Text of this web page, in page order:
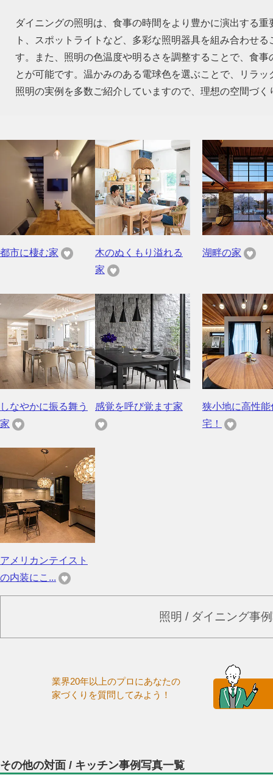
ダイニングの照明は、食事の時間をより豊かに演出する
ト、スポットライトなど、多彩な照明器具を組み合わせ
す。また、照明の色温度や明るさを調整することで、食
とが可能です。温かみのある電球色を選ぶことで、リラ
照明の実例を多数ご紹介していますので、理想の空間づ
都市に棲む家
木のぬくもり溢れる
家
湖畔の家
しなやかに振る舞う
家
感覚を呼び覚ます家
狭小地に高性能
宅！
アメリカンテイスト
の内装にこ...
照明 / ダイニング事
業界20年以上のプロにあなたの
家づくりを質問してみよう！
その他の対面 / キッチン事例写真一覧